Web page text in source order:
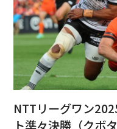
NTTリーグワン
ト準々決勝（クボ